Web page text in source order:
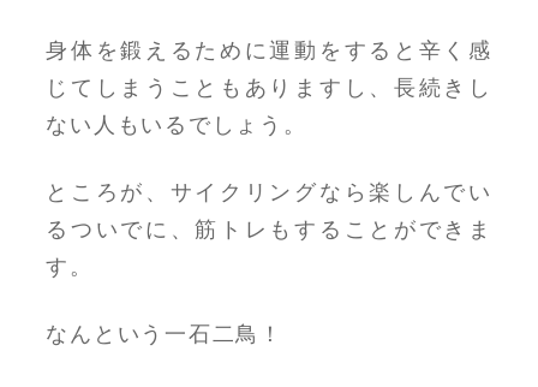
身体を鍛えるために運動をすると辛く感
じてしまうこともありますし、長続きし
ない人もいるでしょう。
ところが、サイクリングなら楽しんでい
るついでに、筋トレもすることができま
す。
なんという一石二鳥！